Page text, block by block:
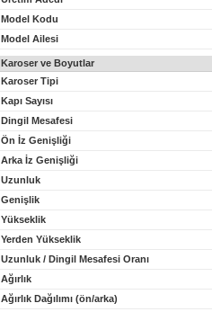
Model Kodu
Model Ailesi
Karoser ve Boyutlar
Karoser Tipi
Kapı Sayısı
Dingil Mesafesi
Ön İz Genişliği
Arka İz Genişliği
Uzunluk
Genişlik
Yükseklik
Yerden Yükseklik
Uzunluk / Dingil Mesafesi Oranı
Ağırlık
Ağırlık Dağılımı (ön/arka)